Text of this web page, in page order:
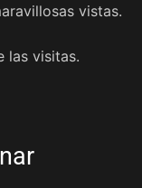
vistas.
las visitas.